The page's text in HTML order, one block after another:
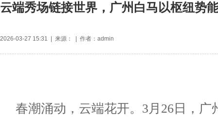
云端秀场链接世界，广州白马以枢纽势
2026-03-27 15:31 | 来源： | 作者：admin
春潮涌动，云端花开。3月26日，广